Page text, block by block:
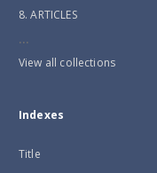
8. ARTICLES
...
View all collections
Indexes
Title